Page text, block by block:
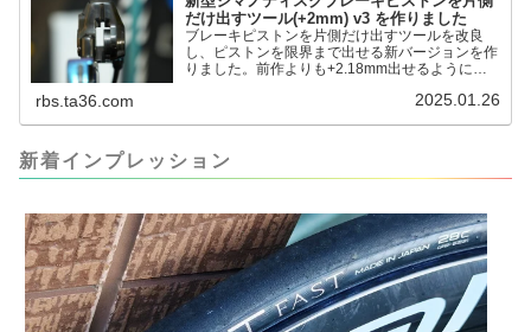
だけ出すツール(+2mm) v3 を作りました
ブレーキピストンを片側だけ出すツールを改良
し、ピストンを限界まで出せる新バージョンを作
りました。前作よりも+2.18mm出せるようにな
って、オイル漏れするまで試しました。最も安全
ましたが、ギリギリまで攻めてますのでピストン
内部の汚れをさらに掃除できると思います。前作
rbs.ta36.com 2025.01.26
新着インプレッション